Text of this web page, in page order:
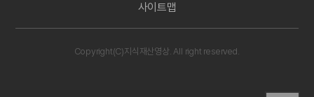
사이트맵
Copyright(C)지식재산영상. All right reserved.